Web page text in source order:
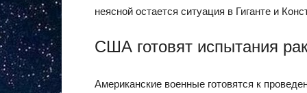
неясной остается ситуация в Гиганте и
США готовят испытания
Американские военные готовятся к